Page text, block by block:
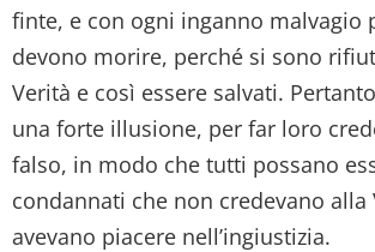
finte, e con ogni inganno malvagio
devono morire, perché si sono
Verità e così essere salvati.
una forte illusione, per far loro
falso, in modo che tutti possano
condannati che non credevano alla
avevano piacere nell’ingiustizia.